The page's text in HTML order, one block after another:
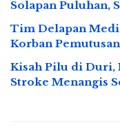
Solapan Puluhan,
Tim Delapan
Korban
Kisah Pilu di Duri,
Stroke Menangis